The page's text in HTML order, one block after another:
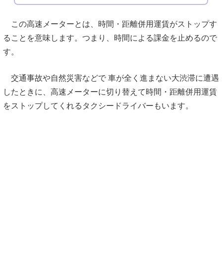
この高速メーターとは、時間・距離併用運賃がストップす
ることを意味します。つまり、時間による課金を止めるので
す。
交通事故や自然災害などで 車が全く進まない大渋滞に遭遇
したときに、高速メーターに切り替えて時間・距離併用運賃
をストップしてくれるタクシードライバーもいます。